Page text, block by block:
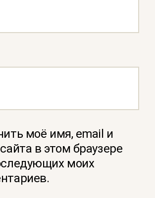
моё имя, email и
в этом браузере
моих